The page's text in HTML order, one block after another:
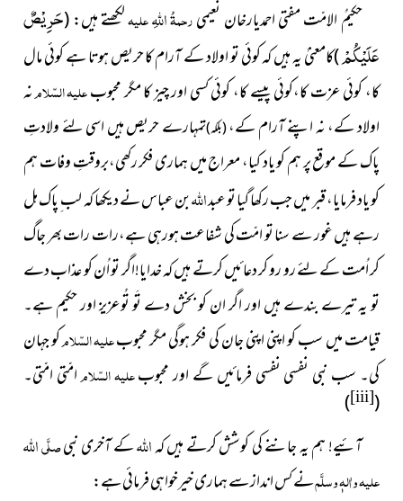
حکیمُ الامّت مفتی احمدیارخان نعیمیرحمۃُاللہِعلیہلکھتے ہیں:(حَرِیْصٌ
عَلَیْكُمْ)کامعنیٰ یہ ہیں کہ کوئی تو اولاد کے آرام کا حریص ہوتا ہے کوئی مال
کا، کوئی عزت کا،کوئی پیسے کا، کوئی کسی اور چیز کا مگر محبوبعلیہ السّلامنہ
اولاد کے، نہ اپنے آرام کے،(بلکہ)تمہارے حریص ہیں اسی لئے ولادتِ
پاک کے موقع پر ہم کو یاد کیا، معراج میں ہماری فکر رکھی،بروقتِ وفات ہم
کو یاد فرمایا، قبر میں جب رکھا گیا تو عبداللہبن عباس نے دیکھا کہ لب ِ پاک ہل
رہے ہیں غور سے سنا تو امّت کی شفاعت ہورہی ہے،رات رات بھر جاگ
کر اُمت کے لئے رو رو کر دعائیں کرتے ہیں کہ خدایا!اگر تو اُن کو عذاب دے
تو یہ تیرے بندے ہیں اور اگر ان کو بخش دے تَو تُوعزیز اور حکیم ہے۔
قیامت میں سب کو اپنی اپنی جان کی فکر ہوگی مگر محبوبعلیہ السّلامکو جہان
کی۔ سب نبی نفسی نفسی فرمائیں گے اور محبوبعلیہ السّلامامّتی امّتی۔
(
[iii]
)
آئیے! ہم یہ جاننے کی کوشش کرتے ہیں کہاللہکے آخری نبیصلَّیاللہ
علیہ واٰلہٖ وسلَّمنے کس انداز سے ہماری خیرخواہی فرمائی ہے: